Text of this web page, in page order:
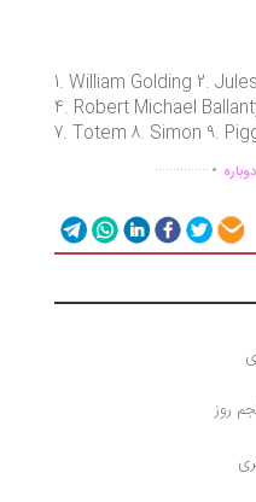
1. William Golding
4. Robert Michael
7. Totem 8. Simon
...............